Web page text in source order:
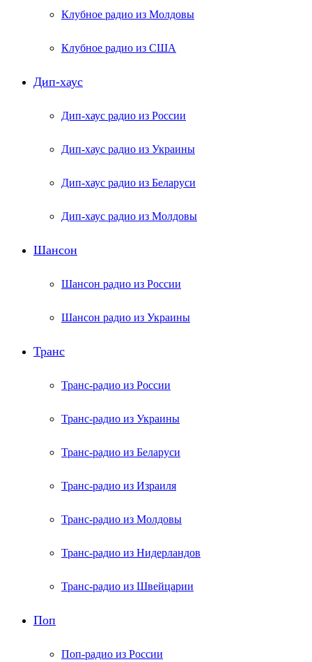
Клубное радио из Молдовы
Клубное радио из США
Дип-хаус
Дип-хаус радио из России
Дип-хаус радио из Украины
Дип-хаус радио из Беларуси
Дип-хаус радио из Молдовы
Шансон
Шансон радио из России
Шансон радио из Украины
Транс
Транс-радио из России
Транс-радио из Украины
Транс-радио из Беларуси
Транс-радио из Израиля
Транс-радио из Молдовы
Транс-радио из Нидерландов
Транс-радио из Швейцарии
Поп
Поп-радио из России